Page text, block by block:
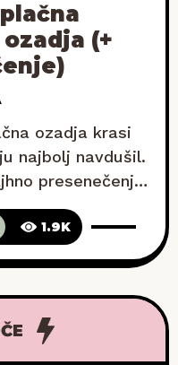
ozadja (+
ozadja krasi
najbolj navdušil.
presenečenje.
sem se res
bi izbrala za
Stisni na
1.9K